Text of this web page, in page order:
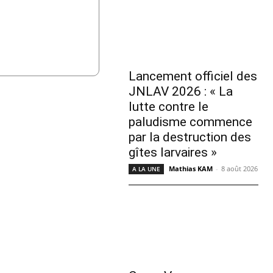
Lancement officiel des
JNLAV 2026 : « La
lutte contre le
paludisme commence
par la destruction des
gîtes larvaires »
A LA UNE Mathias KAM - 8 août 2026